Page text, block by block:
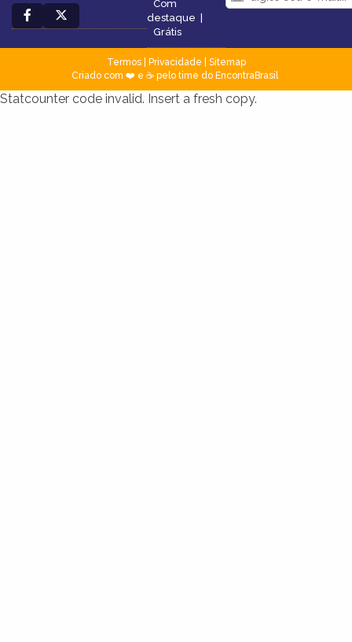
Com
destaque |
Grátis
Termos| Privacidade
Sitemap
Criado com ❤️ e ☕ pelo time do EncontraBrasil
Statcounter code invalid. Insert a fresh copy.